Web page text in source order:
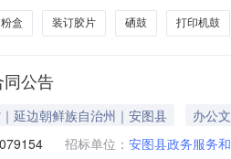
粉盒 装订胶片 硒鼓 打印机鼓
公告
延边朝鲜族自治州｜安图县
办公
招标单位： 安图县政务服务